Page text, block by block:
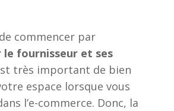
de commencer par
le fournisseur et ses
très important de bien
espace lorsque vous
l’e-commerce. Donc, la